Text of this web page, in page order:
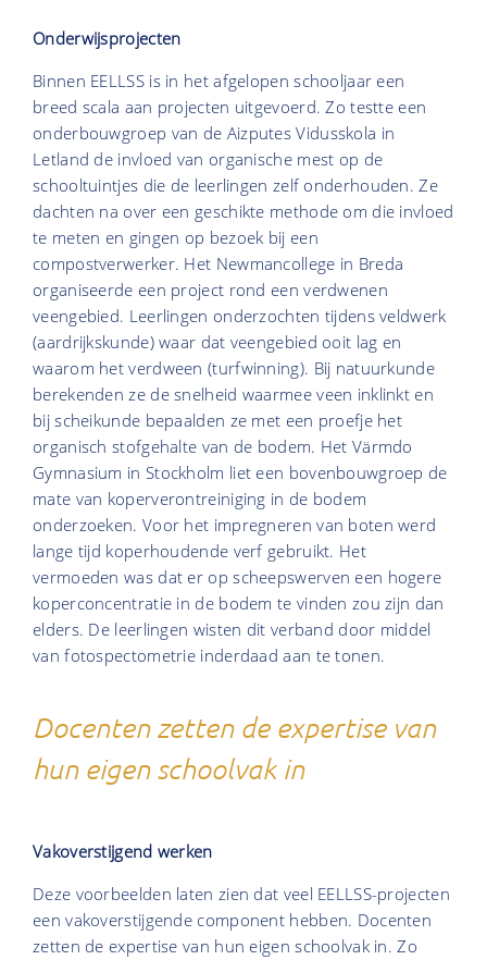
Onderwijsprojecten
Binnen EELLSS is in het afgelopen schooljaar een
breed scala aan projecten uitgevoerd. Zo testte een
onderbouwgroep van de Aizputes Vidusskola in
Letland de invloed van organische mest op de
schooltuintjes die de leerlingen zelf onderhouden. Ze
dachten na over een geschikte methode om die invloed
te meten en gingen op bezoek bij een
compostverwerker. Het Newmancollege in Breda
organiseerde een project rond een verdwenen
veengebied. Leerlingen onderzochten tijdens veldwerk
(aardrijkskunde) waar dat veengebied ooit lag en
waarom het verdween (turfwinning). Bij natuurkunde
berekenden ze de snelheid waarmee veen inklinkt en
bij scheikunde bepaalden ze met een proefje het
organisch stofgehalte van de bodem. Het Värmdo
Gymnasium in Stockholm liet een bovenbouwgroep de
mate van koperverontreiniging in de bodem
onderzoeken. Voor het impregneren van boten werd
lange tijd koperhoudende verf gebruikt. Het
vermoeden was dat er op scheepswerven een hogere
koperconcentratie in de bodem te vinden zou zijn dan
elders. De leerlingen wisten dit verband door middel
van fotospectometrie inderdaad aan te tonen.
Docenten zetten de expertise van
hun eigen schoolvak in
Vakoverstijgend werken
Deze voorbeelden laten zien dat veel EELLSS-projecten
een vakoverstijgende component hebben. Docenten
zetten de expertise van hun eigen schoolvak in. Zo